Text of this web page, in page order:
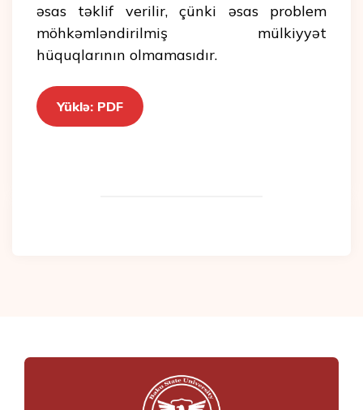
əsas təklif verilir, çünki əsas problem
möhkəmləndirilmiş mülkiyyət
hüquqlarının olmamasıdır.
Yüklə: PDF